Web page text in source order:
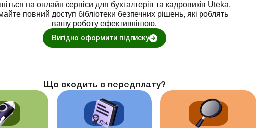
на онлайн сервіси для бухгалтерів та кадровиків Uteka.
повний доступ бібліотеки безпечних рішень, які роблять
вашу роботу ефективнішою.
Вигідно оформити підписку
Що входить в передплату?